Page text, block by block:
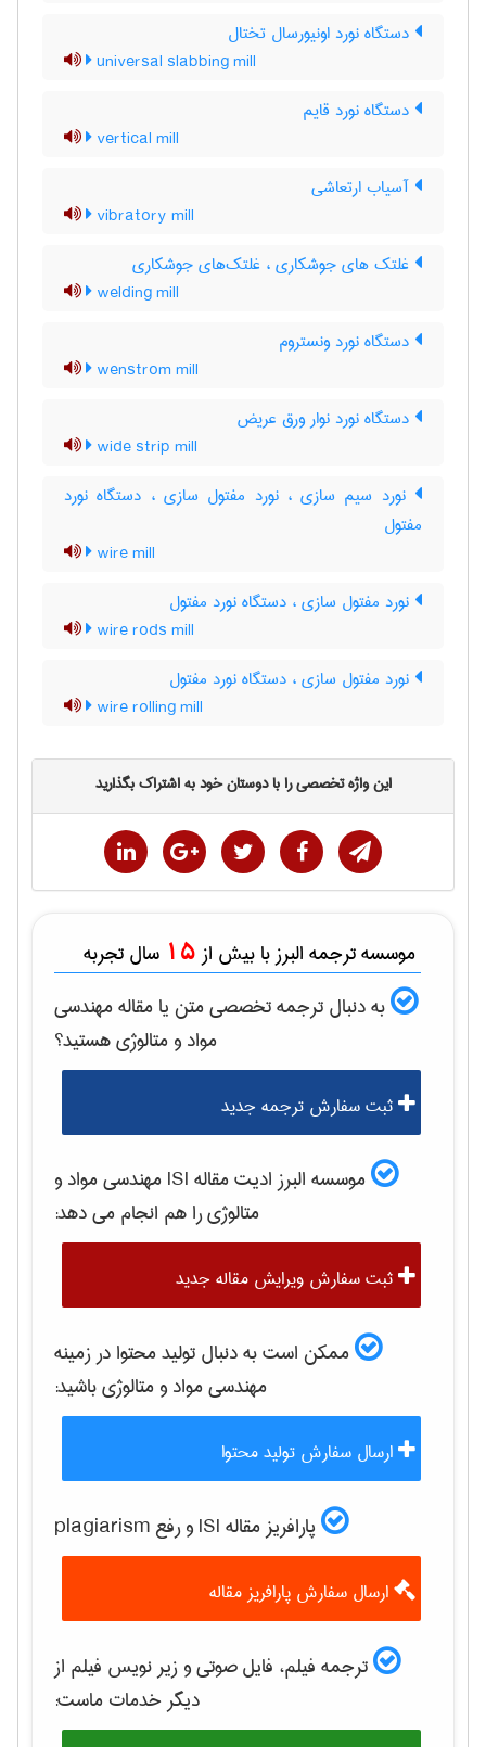
دستگاه نورد اونیورسال تختال
universal slabbing mill
دستگاه نورد قایم
vertical mill
آسیاب ارتعاشی
vibratory mill
غلتک های جوشکاری ، غلتک‌های جوشکاری
welding mill
دستگاه نورد ونستروم
wenstrom mill
دستگاه نورد نوار ورق عریض
wide strip mill
نورد سیم سازی ، نورد مفتول سازی ، دستگاه نورد
مفتول
wire mill
نورد مفتول سازی ، دستگاه نورد مفتول
wire rods mill
نورد مفتول سازی ، دستگاه نورد مفتول
wire rolling mill
این واژه تخصصی را با دوستان خود به اشتراک بگذارید
موسسه ترجمه البرز با بیش از 15 سال تجربه
به دنبال ترجمه تخصصی متن یا مقالهمهندسی
مواد و متالوژیهستید؟
ثبت سفارش ترجمه جدید
موسسه البرز ادیت مقاله ISI
مهندسی مواد و
متالوژیرا هم انجام می دهد:
ثبت سفارش ویرایش مقاله جدید
ممکن است به دنبال تولید محتوا در زمینه
مهندسی مواد و متالوژیباشید:
ارسال سفارش تولید محتوا
پارافریز مقاله ISI و رفع plagiarism
ارسال سفارش پارافریز مقاله
ترجمه فیلم، فایل صوتی و زیر نویس فیلم از
دیگر خدمات ماست: